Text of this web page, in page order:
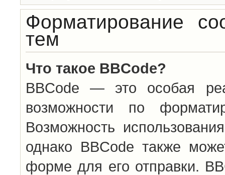
Форматирование
тем
Что такое BBCode?
BBCode — это особая
возможности по
Возможность
однако BBCode также
форме для его отправки.